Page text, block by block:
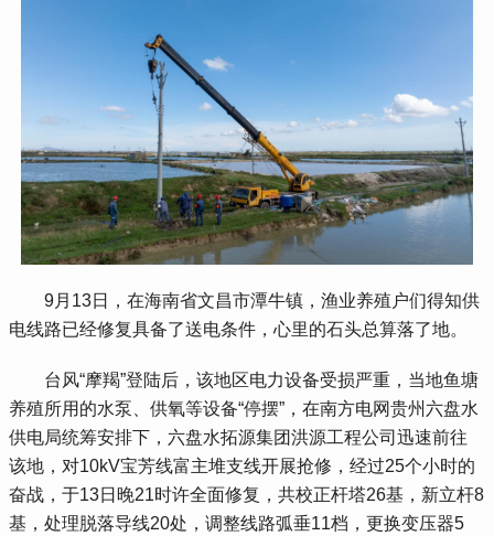
9月13日，在海南省文昌市潭牛镇，渔业养殖户们得知供
电线路已经修复具备了送电条件，心里的石头总算落了地。
台风“摩羯”登陆后，该地区电力设备受损严重，当地鱼塘
养殖所用的水泵、供氧等设备“停摆”，在南方电网贵州六盘水
供电局统筹安排下，六盘水拓源集团洪源工程公司迅速前往
该地，对10kV宝芳线富主堆支线开展抢修，经过25个小时的
奋战，于13日晚21时许全面修复，共校正杆塔26基，新立杆8
基，处理脱落导线20处，调整线路弧垂11档，更换变压器5